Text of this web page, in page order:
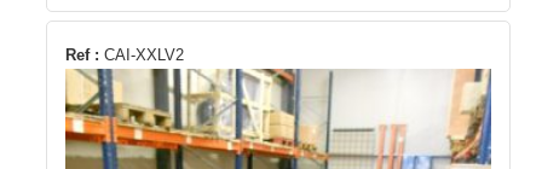
Ref : CAI-XXLV2